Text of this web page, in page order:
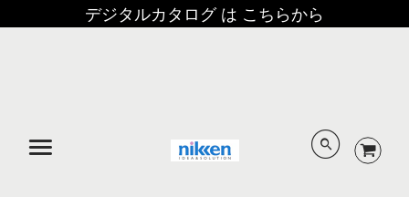
デジタルカタログ は こちらから